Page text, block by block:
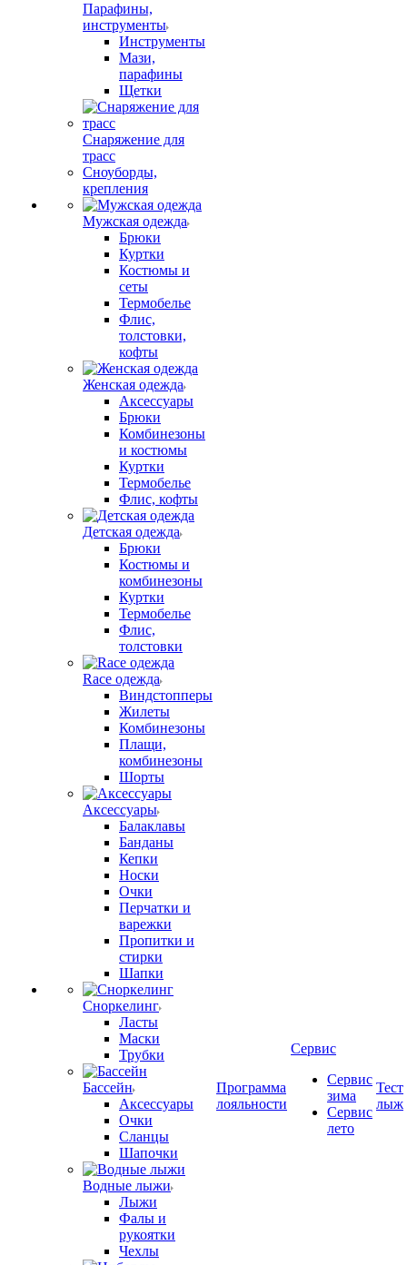
Парафины,
инструменты
Инструменты
Мази,
парафины
Щетки
Снаряжение для
трасс
Сноуборды,
крепления
Мужская одежда
Брюки
Куртки
Костюмы и
сеты
Термобелье
Флис,
толстовки,
кофты
Женская одежда
Аксессуары
Брюки
Комбинезоны
и костюмы
Куртки
Термобелье
Флис, кофты
Детская одежда
Брюки
Костюмы и
комбинезоны
Куртки
Термобелье
Флис,
толстовки
Race одежда
Виндстопперы
Жилеты
Комбинезоны
Плащи,
комбинезоны
Шорты
Аксессуары
Балаклавы
Банданы
Кепки
Носки
Очки
Перчатки и
варежки
Пропитки и
стирки
Шапки
Сноркелинг
Ласты
Маски
Трубки
Бассейн
Аксессуары
Очки
Сланцы
Шапочки
Водные лыжи
Лыжи
Фалы и
рукоятки
Чехлы
Программа
лояльности
Сервис
Сервис
зима
Сервис
лето
Тест
лыж